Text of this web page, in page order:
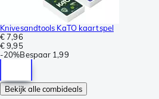
Knivesandtools KaTO kaartspel
€ 7,96
€ 9,95
-20%Bespaar 1,99
Bekijk alle combideals